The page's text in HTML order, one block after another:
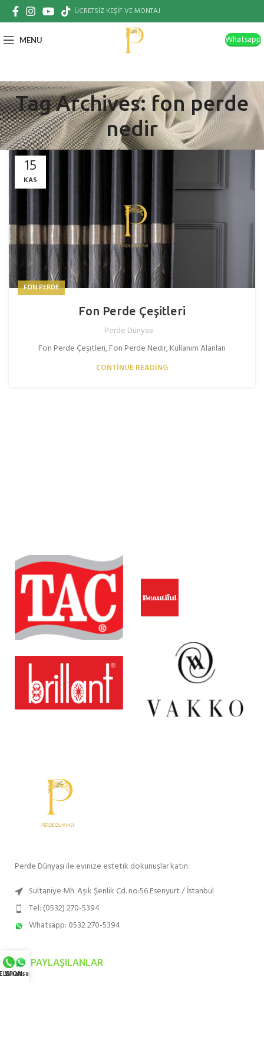
ÜCRETSİZ KEŞİF VE MONTAJ
MENU Whatsapp
Tag Archives: fon perde
nedir
15
KAS
FON PERDE
Fon Perde Çeşitleri
Perde Dünyası
Fon Perde Çeşitleri, Fon Perde Nedir, Kullanım Alanları
CONTINUE READING
Perde Dünyası ile evinize estetik dokunuşlar katın.
Sultaniye Mh. Aşık Şenlik Cd. no:56 Esenyurt / İstanbul
Tel: (0532) 270-5394
Whatsapp: 0532 270-5394
SON PAYLAŞILANLAR
Whatsapp